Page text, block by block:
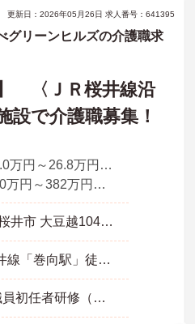
更新日：2026年05月26日 求人番号：641395
グリーンヒルズの介護職求
〈ＪＲ桜井線沿
設で介護職募集！
月収 20.0万円～26.8万円程度（諸手当込）
年収 310万円～382万円程度（諸手当込）
奈良県 桜井市 大豆越104番地の1
ＪＲ桜井線「巻向駅」徒歩9分
■介護職員初任者研修（ヘルパー2級）以上 ■普通自動車免許